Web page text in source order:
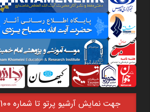
جهت نمايش آرشيو پرتو تا شماره 1100 اينجا را كليك كنيد